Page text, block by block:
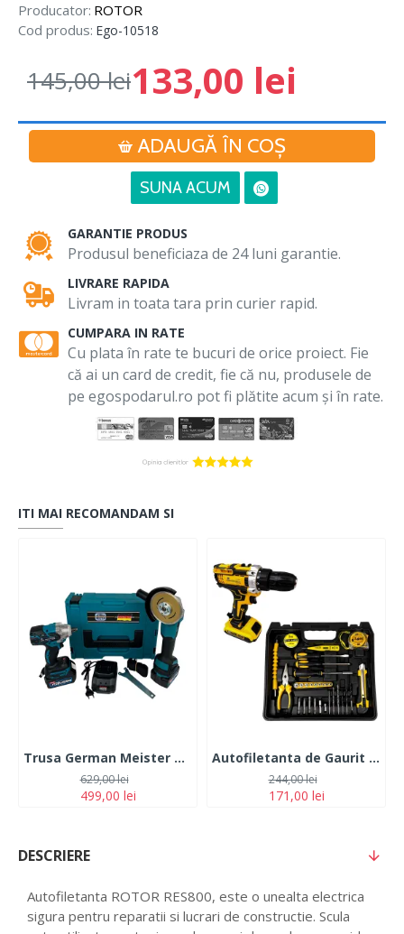
Producator: ROTOR
Cod produs: Ego-10518
133,00 lei
145,00 lei
ADAUGĂ ÎN COŞ
SUNA ACUM
GARANTIE PRODUS
Produsul beneficiaza de 24 luni garantie.
LIVRARE RAPIDA
Livram in toata tara prin curier rapid.
CUMPARA IN RATE
Cu plata în rate te bucuri de orice proiect. Fie
că ai un card de credit, fie că nu, produsele de
pe egospodarul.ro pot fi plătite acum și în rate.
ITI MAI RECOMANDAM SI
Trusa German Meister Masina cu Impact + Polizor Unghiular 128V, 6Ah, cu 2 Acumulatori
499,00 lei
629,00 lei
Autofiletanta de Gaurit si Insurubat German Meister 36V, 5 Ah Galbena cu 2 Acumulatori + 30 Accesorii
171,00 lei
244,00 lei
DESCRIERE
Autofiletanta ROTOR RES800, este o unealta electrica
sigura pentru reparatii si lucrari de constructie. Scula